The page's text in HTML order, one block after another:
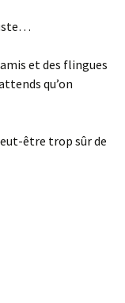
et des flingues
qu’on
être trop sûr de